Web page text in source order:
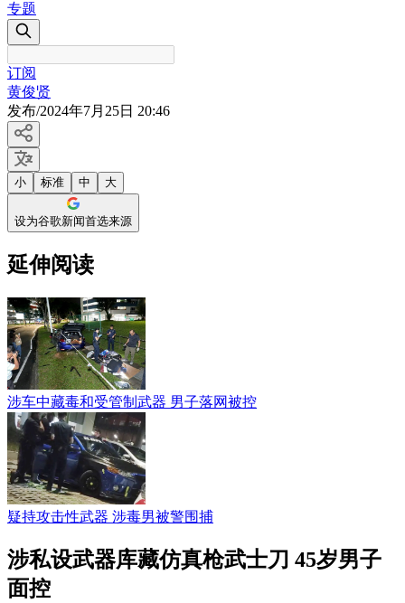
专题
订阅
黄俊贤
发布/2024年7月25日 20:46
小 标准 中 大
设为谷歌新闻首选来源
延伸阅读
涉车中藏毒和受管制武器 男子落网被控
疑持攻击性武器 涉毒男被警围捕
涉私设武器库藏仿真枪武士刀 45岁男子
面控